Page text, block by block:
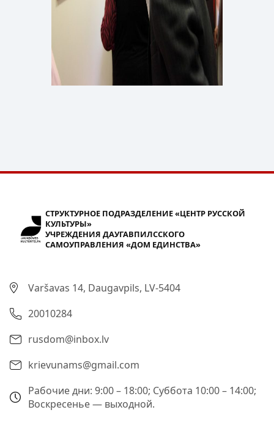
СТРУКТУРНОЕ ПОДРАЗДЕЛЕНИЕ «ЦЕНТР РУССКОЙ
КУЛЬТУРЫ»
УЧРЕЖДЕНИЯ ДАУГАВПИЛССКОГО
САМОУПРАВЛЕНИЯ «ДОМ ЕДИНСТВА»
Varšavas 14, Daugavpils, LV-5404
20010284
rusdom@inbox.lv
krievunams@gmail.com
Рабочие дни: 9:00 – 18:00; Суббота 10:00 – 14:00;
Воскресенье — выходной.